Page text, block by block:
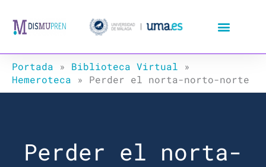
Portada » Biblioteca Virtual »
Hemeroteca » Perder el norta-norto-norte
Perder el norta-